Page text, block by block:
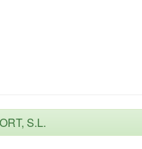
S.L.